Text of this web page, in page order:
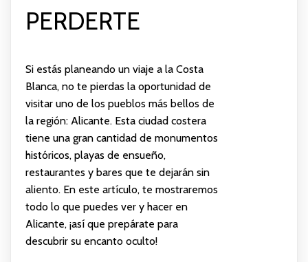
PERDERTE
Si estás planeando un viaje a la Costa
Blanca, no te pierdas la oportunidad de
visitar uno de los pueblos más bellos de
la región: Alicante. Esta ciudad costera
tiene una gran cantidad de monumentos
históricos, playas de ensueño,
restaurantes y bares que te dejarán sin
aliento. En este artículo, te mostraremos
todo lo que puedes ver y hacer en
Alicante, ¡así que prepárate para
descubrir su encanto oculto!